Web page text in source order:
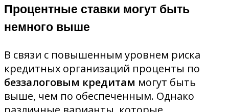
Процентные ставки могут быть
немного выше
В связи с повышенным уровнем риска
кредитных организаций проценты по
беззалоговым кредитам могут быть
выше, чем по обеспеченным. Однако